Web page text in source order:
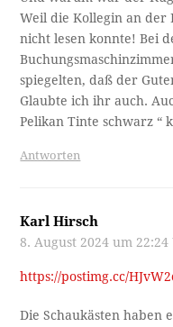
Weil die Kollegin an der
nicht lesen konnte! Bei
spiegelten, daß der
Glaubte ich ihr auch.
Pelikan Tinte schwarz “
Antworten
Karl Hirsch
8. August 2024 um 22:24
https://postimg.cc/
Die Schaukästen haben